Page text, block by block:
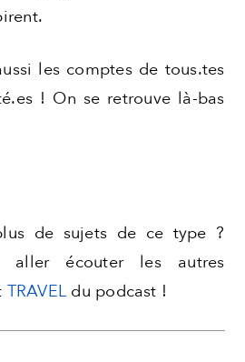
les comptes de tous.tes
! On se retrouve là-bas
de sujets de ce type ?
aller écouter les autres
TRAVEL du podcast !